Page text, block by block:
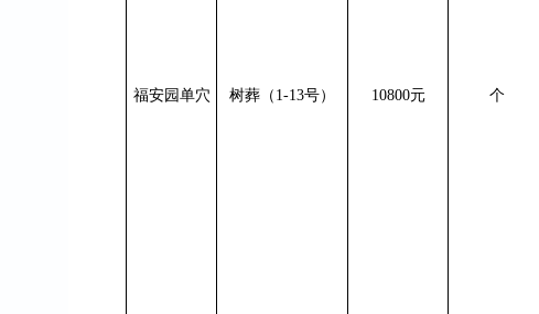
福安园单穴 树葬（ 1-13号） 10800元 个